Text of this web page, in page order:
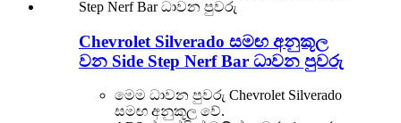
Chevrolet Silverado සමඟ අනුකූල
වන Side Step Nerf Bar ධාවන පුවරු
මෙම ධාවන පුවරු Chevrolet Silverado
සමඟ අනුකූල වේ.